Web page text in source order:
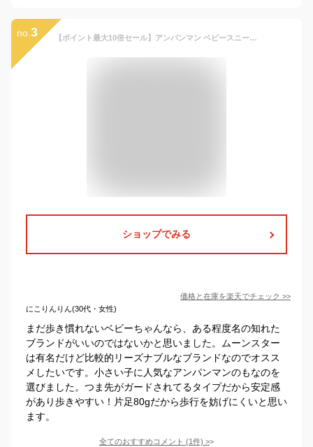
no. 3 【ポイント最大10倍セール】アンパンマン ベビースニーカー APM B53 サマーシューズ メッシュ サンダル 軽量 マジックス式 ムーンスター moonstar
ショップでみる
価格と在庫を楽天でチェック >>
にこりんりん(30代・女性)
まだ歩き慣れないベビーちゃんなら、ある程度名の知れた
ブランドがいいのではないかと思いました。ムーンスター
は有名だけど比較的リーズナブルなブランドなのでオスス
メしたいです。小さい子に人気なアンパンマンのもなのを
選びました。つま先がガードされてるタイプだから安定感
があり歩きやすい！片足80gだから歩行を妨げにくいと思い
ます。
全てのおすすめコメント (1件) >